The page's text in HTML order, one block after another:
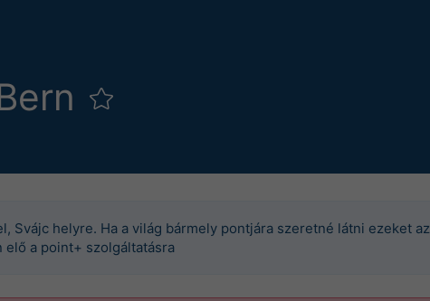
Svájc helyre. Ha a világ bármely pontjára szeretné látni ezeket az
a point+ szolgáltatásra